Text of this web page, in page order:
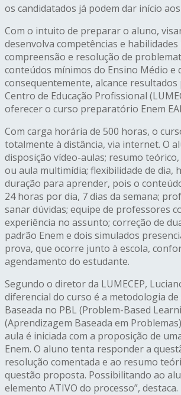
os candidatados já podem dar início
Com o intuito de preparar o aluno,
desenvolva competências e habilidades
compreensão e resolução de
conteúdos mínimos do Ensino Médio e
consequentemente, alcance resultados
Centro de Educação Profissional
oferecer o curso preparatório Enem
Com carga horária de 500 horas, o
totalmente à distância, via internet. O
disposição vídeo-aulas; resumo
ou aula multimídia; flexibilidade de dia,
duração para aprender, pois o
24 horas por dia, 7 dias da semana;
sanar dúvidas; equipe de professores
experiência no assunto; correção de
padrão Enem e dois simulados
prova, que ocorre junto à escola,
agendamento do estudante.
Segundo o diretor da LUMECEP,
diferencial do curso é a metodologia de
Baseada no PBL (Problem-Based
(Aprendizagem Baseada em
aula é iniciada com a proposição de
Enem. O aluno tenta responder a
resolução comentada e ao resumo
questão proposta. Possibilitando ao
elemento ATIVO do processo”, destaca.